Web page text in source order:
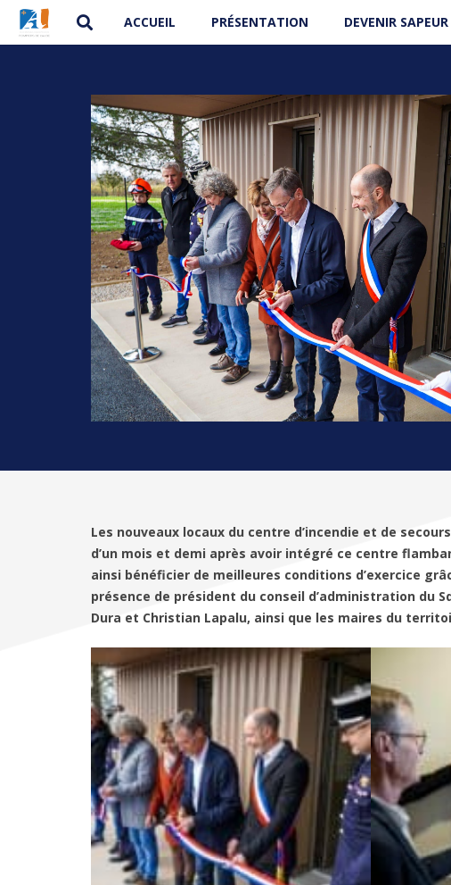
ACCUEIL PRÉSENTATION DEVENIR
Les nouveaux locaux du centre d’incendie et de
d’un mois et demi après avoir intégré ce centre
ainsi bénéficier de meilleures conditions d’exercice
présence de président du conseil d’administration du
Dura et Christian Lapalu, ainsi que les maires du